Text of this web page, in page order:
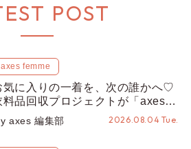
POST
axes femme
気に入りの一着を、次の誰かへ♡
料品回収プロジェクトが「axes
」にアップデート！活用する
ポイントが手に入る◎
axes 編集部 2026.08.04 Tue.